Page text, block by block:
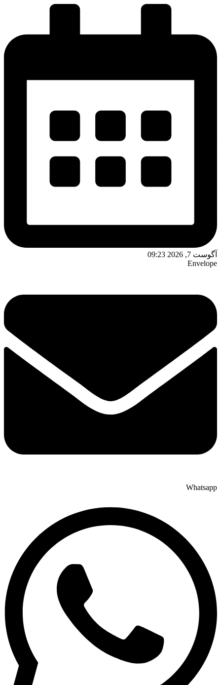
آگوست 7, 2026 09:23
Envelope
Whatsapp